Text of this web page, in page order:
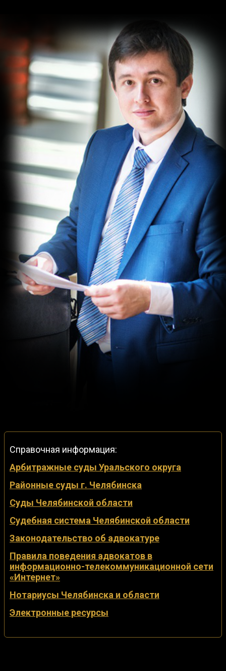
Справочная информация:
Арбитражные суды Уральского округа
Районные суды г. Челябинска
Суды Челябинской области
Судебная система Челябинской области
Законодательство об адвокатуре
Правила поведения адвокатов в
информационно-телекоммуникационной сети
«Интернет»
Нотариусы Челябинска и области
Электронные ресурсы